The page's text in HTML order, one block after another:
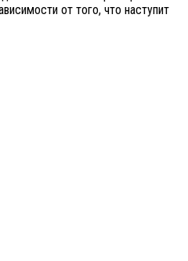
от того, что наступит